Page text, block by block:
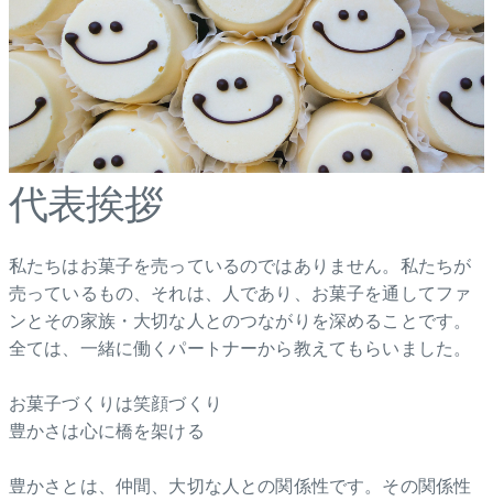
代表挨拶
私たちはお菓子を売っているのではありません。私たちが
売っているもの、それは、人であり、お菓子を通してファ
ンとその家族・大切な人とのつながりを深めることです。
全ては、一緒に働くパートナーから教えてもらいました。
お菓子づくりは笑顔づくり
豊かさは心に橋を架ける
豊かさとは、仲間、大切な人との関係性です。その関係性